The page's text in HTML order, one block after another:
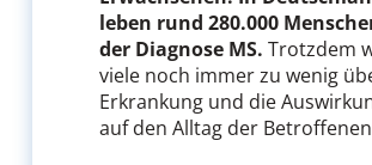
leben rund 280.000
der Diagnose MS. Trotzdem
viele noch immer zu wenig
Erkrankung und die
auf den Alltag der